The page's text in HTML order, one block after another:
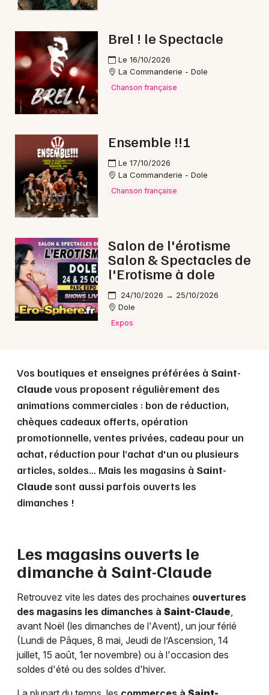
Actus à Saint-Claude
Magazine à Saint-Claude
Choisir mes départements
Mon email
Je m'abonne
Brel ! le Spectacle
Le 16/10/2026
La Commanderie - Dole
Chanson française
Ensemble !!!
Le 17/10/2026
La Commanderie - Dole
Chanson française
Salon de l'érotisme
Salon & Spectacles de
l'Erotisme à dole
24/10/2026 → 25/10/2026
Dole
Expos
Vos boutiques et enseignes préférées à Saint-
Claudevous proposent régulièrement des
animations commerciales : bon de réduction,
chèques cadeaux offerts, opération
promotionnelle, ventes privées, cadeau pour un
achat, réduction pour l’achat d'un ou plusieurs
articles, soldes… Mais les magasins à Saint-
Claudesont aussi parfois ouverts les
dimanches !
Les magasins ouverts le
dimanche à Saint-Claude
Retrouvez vite les dates des prochaines ouvertures
des magasins les dimanches à Saint-Claude,
avant Noël (les dimanches de l'Avent), un jour férié
(Lundi de Pâques, 8 mai, Jeudi de l’Ascension, 14
juillet, 15 août, 1er novembre) ou à l'occasion des
soldes d'été ou des soldes d'hiver.